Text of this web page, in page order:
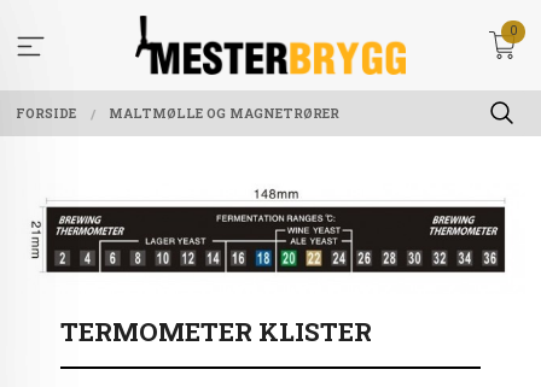
innholdet
0
FORSIDE MALTMØLLE OG MAGNETRØRER
TERMOMETER KLISTER